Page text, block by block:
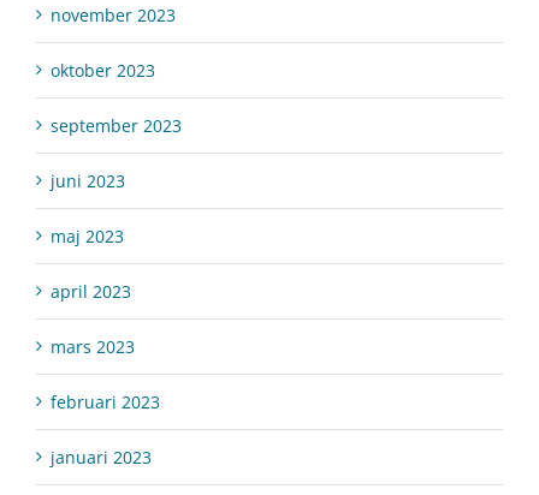
november 2023
oktober 2023
september 2023
juni 2023
maj 2023
april 2023
mars 2023
februari 2023
januari 2023